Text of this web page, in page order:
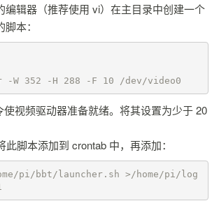
编辑器（推荐使用 vi）在主目录中创建一个
本：
-W 352 -H 288 -F 10 /dev/video0
使视频驱动器准备就绪。将其设置为少于 20
此脚本添加到 crontab 中，再添加：
pi/bbt/launcher.sh >/home/pi/log